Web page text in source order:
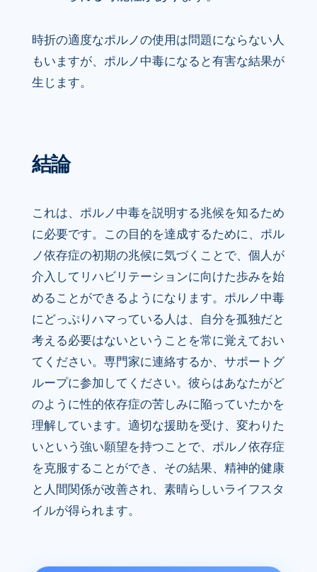
時折の適度なポルノの使用は問題にならない人
もいますが、ポルノ中毒になると有害な結果が
生じます。
結論
これは、ポルノ中毒を説明する兆候を知るため
に必要です。この目的を達成するために、ポル
ノ依存症の初期の兆候に気づくことで、個人が
介入してリハビリテーションに向けた歩みを始
めることができるようになります。ポルノ中毒
にどっぷりハマっている人は、自分を孤独だと
考える必要はないということを常に覚えておい
てください。専門家に連絡するか、サポートグ
ループに参加してください。彼らはあなたがど
のように性的依存症の苦しみに陥っていたかを
理解しています。適切な援助を受け、変わりた
いという強い願望を持つことで、ポルノ依存症
を克服することができ、その結果、精神的健康
と人間関係が改善され、素晴らしいライフスタ
イルが得られます。